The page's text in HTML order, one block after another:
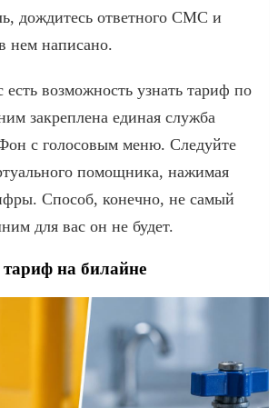
дождитесь ответного СМС и
нем написано.
есть возможность узнать тариф по
закреплена единая служба
с голосовым меню. Следуйте
помощника, нажимая
Способ, конечно, не самый
для вас он не будет.
на билайне